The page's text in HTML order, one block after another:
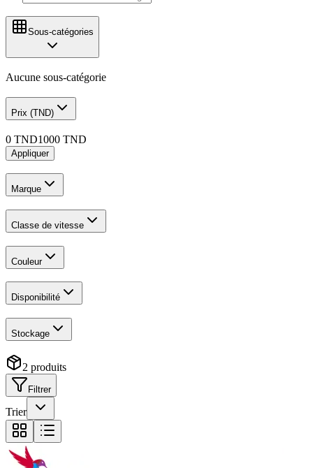
Sous-catégories
Aucune sous-catégorie
Prix (TND)
0 TND1000 TND
Appliquer
Marque
Classe de vitesse
Couleur
Disponibilité
Stockage
2 produits
Filtrer
Trier